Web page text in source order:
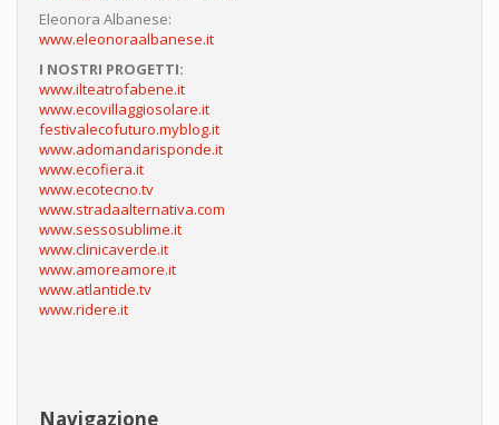
Eleonora Albanese:
www.eleonoraalbanese.it
I NOSTRI PROGETTI:
www.ilteatrofabene.it
www.ecovillaggiosolare.it
festivalecofuturo.myblog.it
www.adomandarisponde.it
www.ecofiera.it
www.ecotecno.tv
www.stradaalternativa.com
www.sessosublime.it
www.clinicaverde.it
www.amoreamore.it
www.atlantide.tv
www.ridere.it
Navigazione